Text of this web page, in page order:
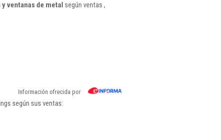
ventanas de metal según ventas ,
Información ofrecida por
según sus ventas: